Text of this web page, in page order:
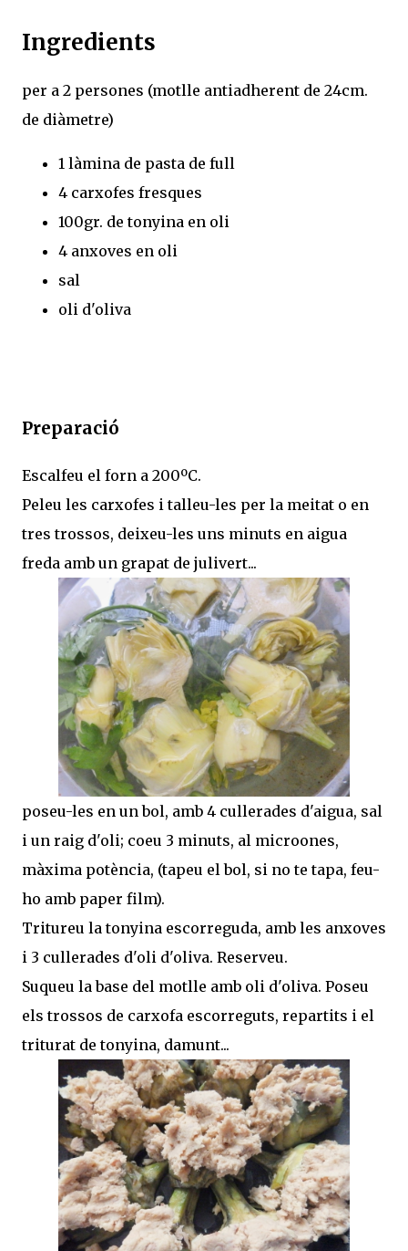
Ingredients
per a 2 persones (motlle antiadherent de 24cm.
de diàmetre)
1 làmina de pasta de full
4 carxofes fresques
100gr. de tonyina en oli
4 anxoves en oli
sal
oli d'oliva
Preparació
Escalfeu el forn a 200ºC.
Peleu les carxofes i talleu-les per la meitat o en
tres trossos, deixeu-les uns minuts en aigua
freda amb un grapat de julivert...
poseu-les en un bol, amb 4 cullerades d'aigua, sal
i un raig d'oli; coeu 3 minuts, al microones,
màxima potència, (tapeu el bol, si no te tapa, feu-
ho amb paper film).
Tritureu la tonyina escorreguda, amb les anxoves
i 3 cullerades d'oli d'oliva. Reserveu.
Suqueu la base del motlle amb oli d'oliva. Poseu
els trossos de carxofa escorreguts, repartits i el
triturat de tonyina, damunt...